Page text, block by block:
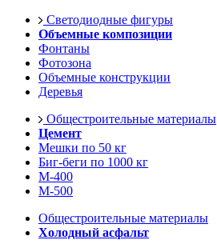
Светодиодные фигуры
Объемные композиции
Фонтаны
Фотозона
Объемные конструкции
Деревья
Общестроительные материалы
Цемент
Мешки по 50 кг
Биг-беги по 1000 кг
М-400
М-500
Общестроительные материалы
Холодный асфальт